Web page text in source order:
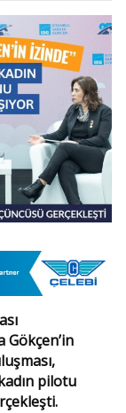
Gökçen’in
pilotu